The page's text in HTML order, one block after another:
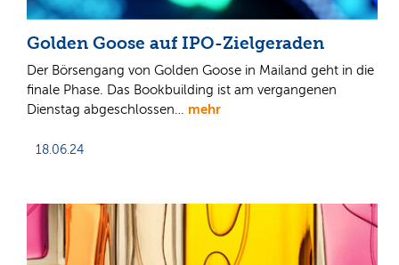
Golden Goose auf IPO-Zielgeraden
Der Börsengang von Golden Goose in Mailand geht in die
finale Phase. Das Bookbuilding ist am vergangenen
Dienstag abgeschlossen… mehr
18.06.24